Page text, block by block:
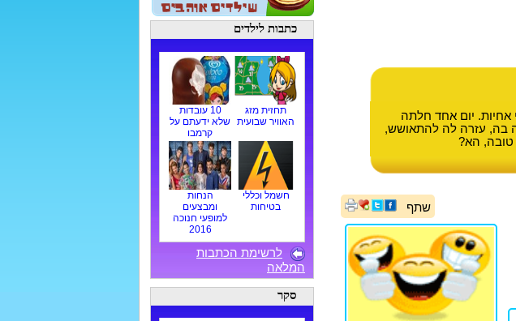
יום אחד חלתה
בה, עזרה לה להתאושש,
טובה, הא?
שתף
כתבות לילדים
תחזית מזג
האוויר שבועית
10 עובדות
שלא ידעתם על
קרמבו
חשמל וכללי
בטיחות
הנחות
ומבצעים
למופעי חנוכה
2016
לרשימת הכתבות
המלאה
סקר